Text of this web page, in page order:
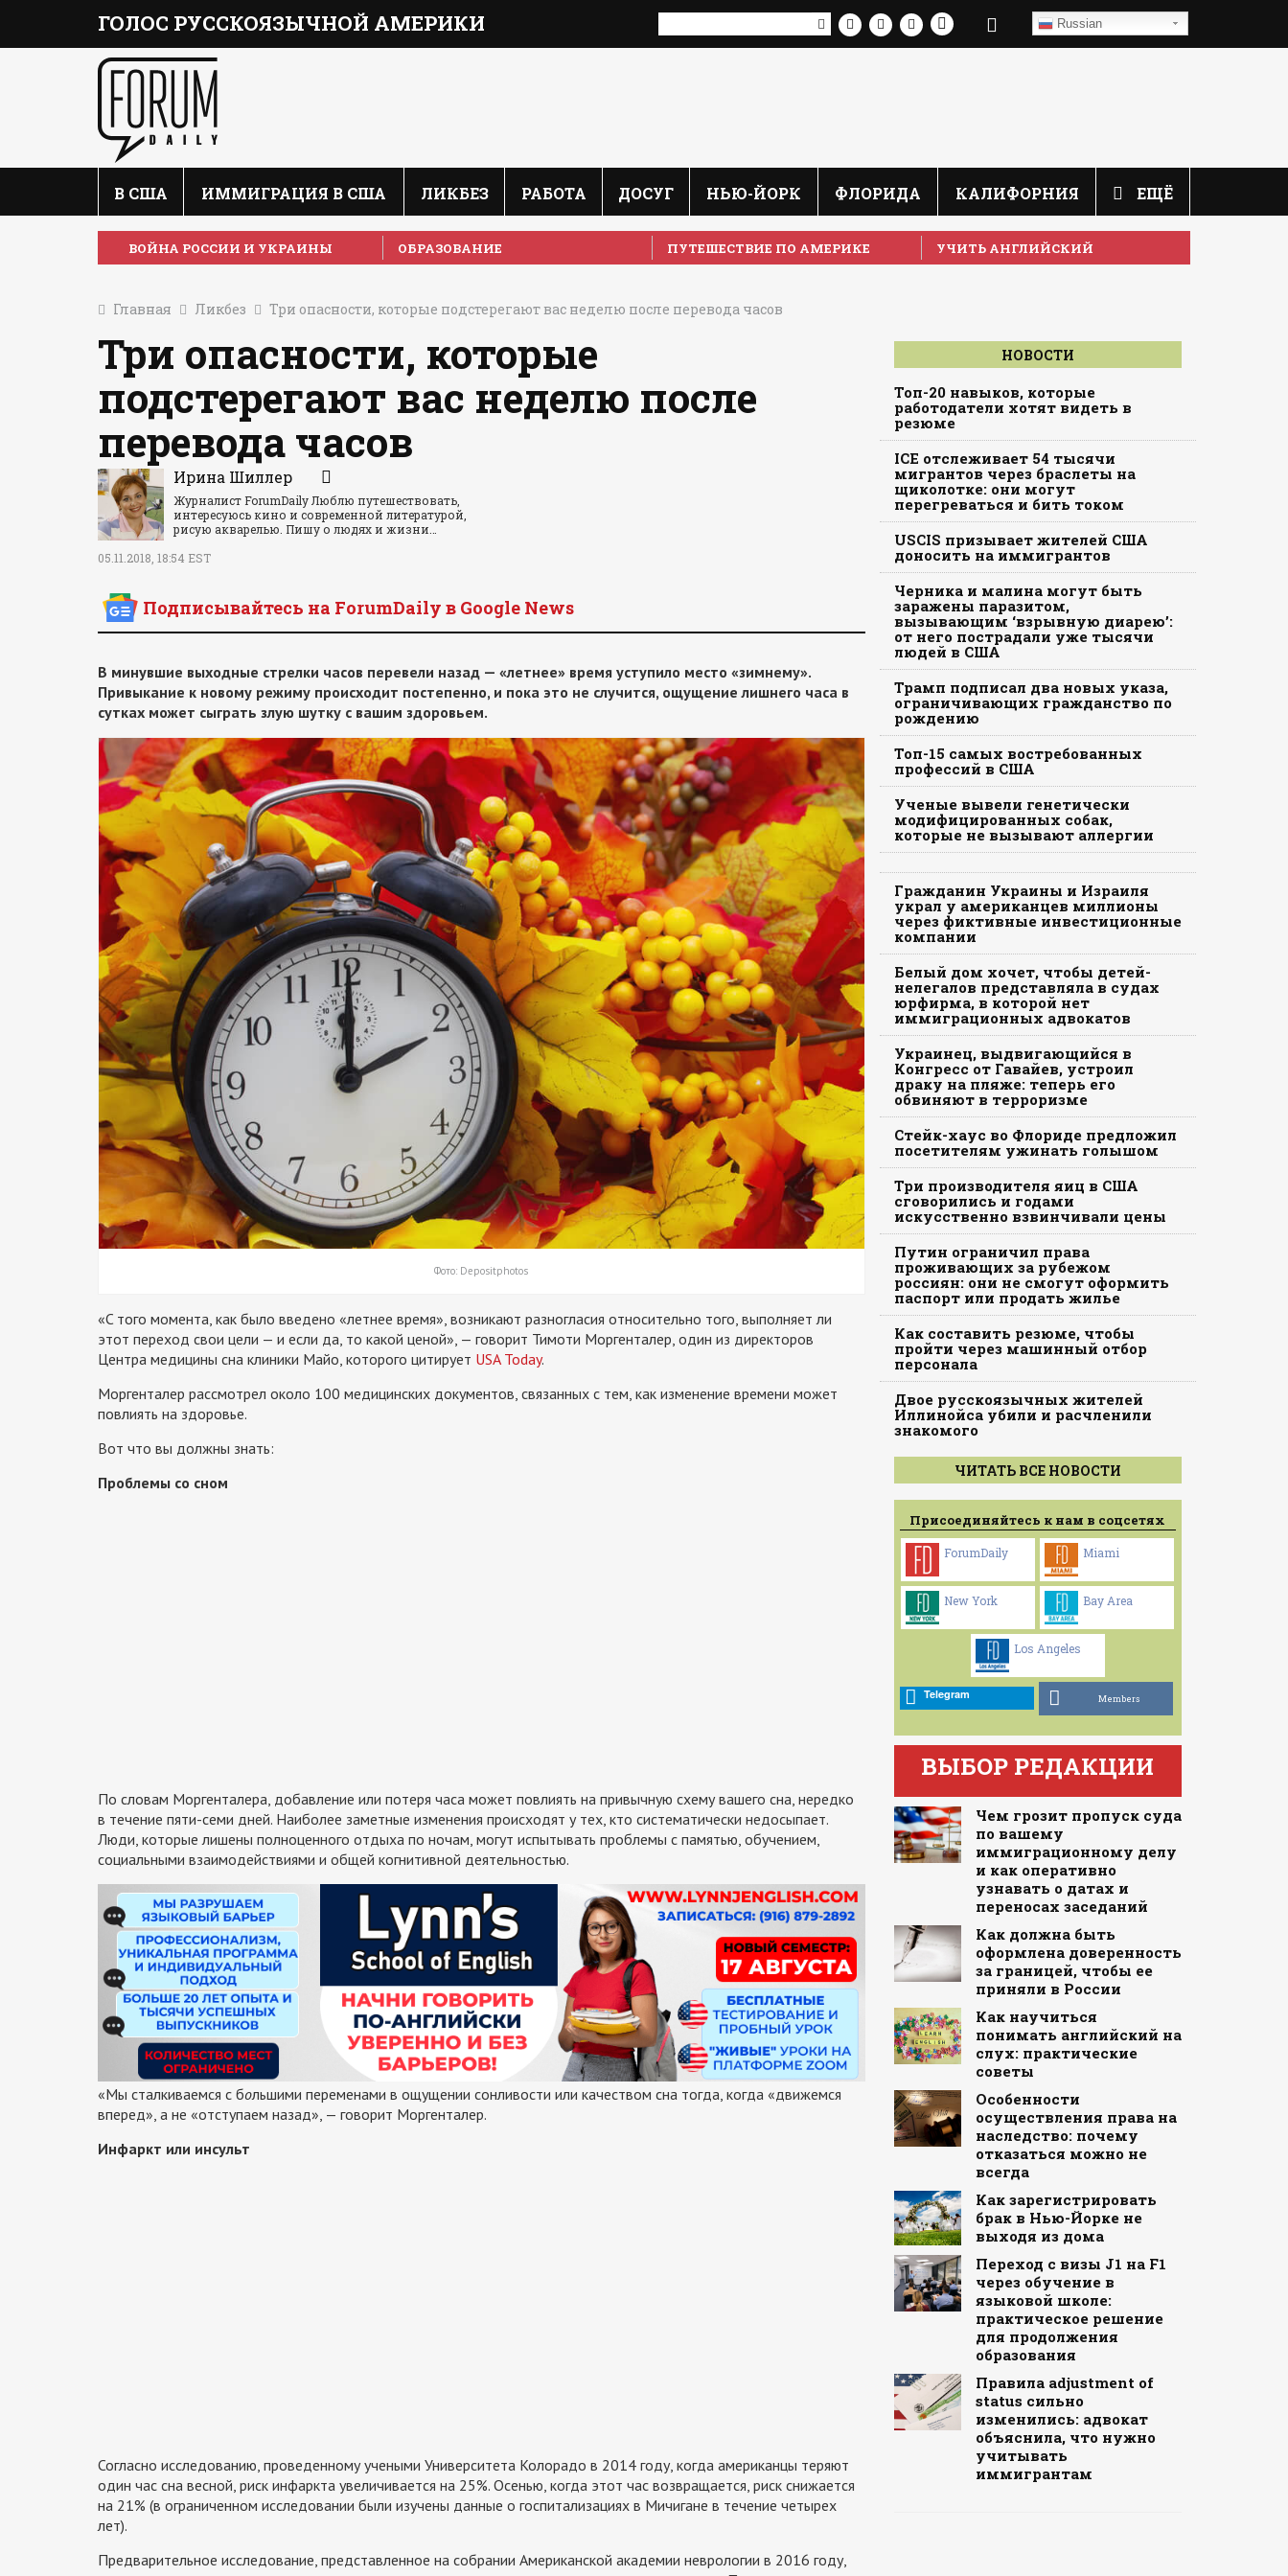
ГОЛОС РУССКОЯЗЫЧНОЙ АМЕРИКИ Russian
В США ИММИГРАЦИЯ В США ЛИКБЕЗ РАБОТА ДОСУГ НЬЮ-ЙОРК ФЛОРИДА КАЛИФОРНИЯ ЕЩЁ
ВОЙНА РОССИИ И УКРАИНЫ ОБРАЗОВАНИЕ ПУТЕШЕСТВИЕ ПО АМЕРИКЕ УЧИТЬ АНГЛИЙСКИЙ
Главная Ликбез Три опасности, которые подстерегают вас неделю после перевода часов
Три опасности, которые
подстерегают вас неделю после
перевода часов
Ирина Шиллер
Журналист ForumDaily Люблю путешествовать,
интересуюсь кино и современной литературой,
рисую акварелью. Пишу о людях и жизни…
05.11.2018, 18:54 EST
Подписывайтесь на ForumDaily в Google News
В минувшие выходные стрелки часов перевели назад — «летнее» время уступило место «зимнему».
Привыкание к новому режиму происходит постепенно, и пока это не случится, ощущение лишнего часа в
сутках может сыграть злую шутку с вашим здоровьем.
Фото: Depositphotos
«C того момента, как было введено «летнее время», возникают разногласия относительно того, выполняет ли
этот переход свои цели — и если да, то какой ценой», — говорит Тимоти Моргенталер, один из директоров
Центра медицины сна клиники Майо, которого цитирует USA Today.
Моргенталер рассмотрел около 100 медицинских документов, связанных с тем, как изменение времени может
повлиять на здоровье.
Вот что вы должны знать:
Проблемы со сном
По словам Моргенталера, добавление или потеря часа может повлиять на привычную схему вашего сна, нередко
в течение пяти-семи дней. Наиболее заметные изменения происходят у тех, кто систематически недосыпает.
Люди, которые лишены полноценного отдыха по ночам, могут испытывать проблемы с памятью, обучением,
социальными взаимодействиями и общей когнитивной деятельностью.
«Мы сталкиваемся с большими переменами в ощущении сонливости или качеством сна тогда, когда «движемся
вперед», а не «отступаем назад», — говорит Моргенталер.
Инфаркт или инсульт
Согласно исследованию, проведенному учеными Университета Колорадо в 2014 году, когда американцы теряют
один час сна весной, риск инфаркта увеличивается на 25%. Осенью, когда этот час возвращается, риск снижается
на 21% (в ограниченном исследовании были изучены данные о госпитализациях в Мичигане в течение четырех
лет).
Предварительное исследование, представленное на собрании Американской академии неврологии в 2016 году,
НОВОСТИ
Топ-20 навыков, которые
работодатели хотят видеть в
резюме
ICE отслеживает 54 тысячи
мигрантов через браслеты на
щиколотке: они могут
перегреваться и бить током
USCIS призывает жителей США
доносить на иммигрантов
Черника и малина могут быть
заражены паразитом,
вызывающим ‘взрывную диарею’:
от него пострадали уже тысячи
людей в США
Трамп подписал два новых указа,
ограничивающих гражданство по
рождению
Топ-15 самых востребованных
профессий в США
Ученые вывели генетически
модифицированных собак,
которые не вызывают аллергии
Гражданин Украины и Израиля
украл у американцев миллионы
через фиктивные инвестиционные
компании
Белый дом хочет, чтобы детей-
нелегалов представляла в судах
юрфирма, в которой нет
иммиграционных адвокатов
Украинец, выдвигающийся в
Конгресс от Гавайев, устроил
драку на пляже: теперь его
обвиняют в терроризме
Стейк-хаус во Флориде предложил
посетителям ужинать голышом
Три производителя яиц в США
сговорились и годами
искусственно взвинчивали цены
Путин ограничил права
проживающих за рубежом
россиян: они не смогут оформить
паспорт или продать жилье
Как составить резюме, чтобы
пройти через машинный отбор
персонала
Двое русскоязычных жителей
Иллинойса убили и расчленили
знакомого
ЧИТАТЬ ВСЕ НОВОСТИ
Присоединяйтесь к нам в соцсетях
ForumDaily Miami
New York Bay Area
Los Angeles
Telegram Members
ВЫБОР РЕДАКЦИИ
Чем грозит пропуск суда
по вашему
иммиграционному делу
и как оперативно
узнавать о датах и
переносах заседаний
Как должна быть
оформлена доверенность
за границей, чтобы ее
приняли в России
Как научиться
понимать английский на
слух: практические
советы
Особенности
осуществления права на
наследство: почему
отказаться можно не
всегда
Как зарегистрировать
брак в Нью-Йорке не
выходя из дома
Переход с визы J1 на F1
через обучение в
языковой школе:
практическое решение
для продолжения
образования
Правила adjustment of
status сильно
изменились: адвокат
объяснила, что нужно
учитывать
иммигрантам